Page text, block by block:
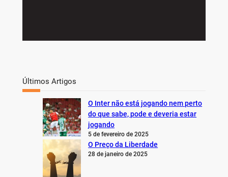
Últimos Artigos
O Inter não está jogando nem perto
do que sabe, pode e deveria estar
jogando
5 de fevereiro de 2025
O Preço da Liberdade
28 de janeiro de 2025